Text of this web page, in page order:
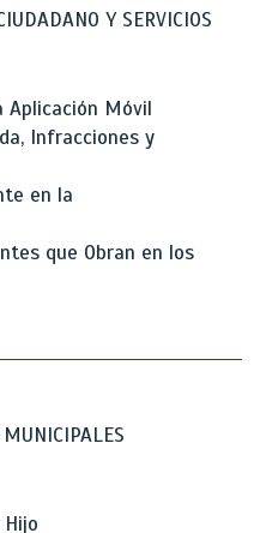
Y SERVICIOS
Aplicación Móvil
Infracciones y
en la
que Obran en los